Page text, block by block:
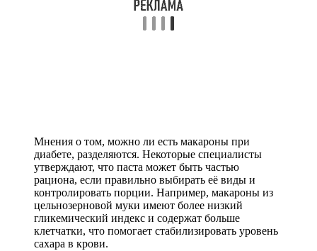
Мнения о том, можно ли есть макароны при
диабете, разделяются. Некоторые специалисты
утверждают, что паста может быть частью
рациона, если правильно выбирать её виды и
контролировать порции. Например, макароны из
цельнозерновой муки имеют более низкий
гликемический индекс и содержат больше
клетчатки, что помогает стабилизировать уровень
сахара в крови.